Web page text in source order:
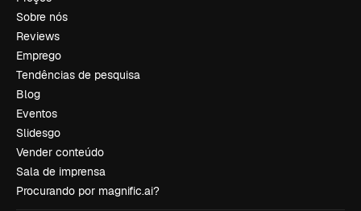
Sobre nós
Reviews
Emprego
Tendências de pesquisa
Blog
Eventos
Slidesgo
Vender conteúdo
Sala de imprensa
Procurando por magnific.ai?